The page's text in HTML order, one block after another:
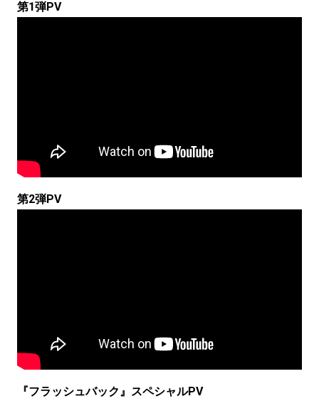
第1弾PV
第2弾PV
『フラッシュバック』スペシャルPV